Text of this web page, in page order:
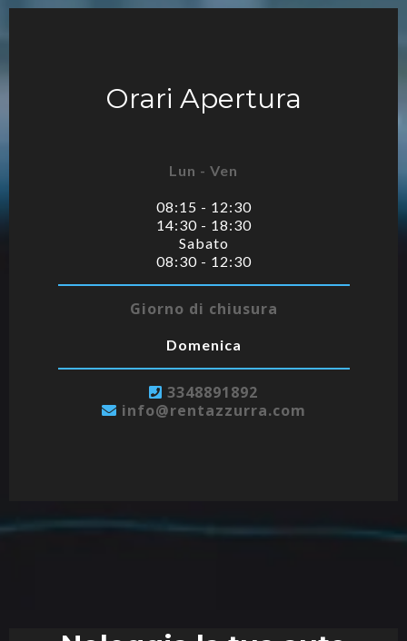
Orari Apertura
Lun - Ven
08:15 - 12:30
14:30 - 18:30
Sabato
08:30 - 12:30
Giorno di chiusura
Domenica
3348891892
info@rentazzurra.com